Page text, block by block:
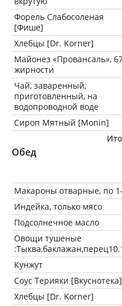
Форель Слабосоленая
[Фише]
Хлебцы [Dr. Korner]
Майонез «Провансаль»,
жирности
Чай, заваренный,
приготовленный, на
водопроводной воде
Сироп Мятный [Monin]
Обед
Макароны отварные, по
Индейка, только мясо
Подсолнечное масло
Овощи тушеные
Кунжут
Соус Терияки [Вкуснотека]
Хлебцы [Dr. Korner]